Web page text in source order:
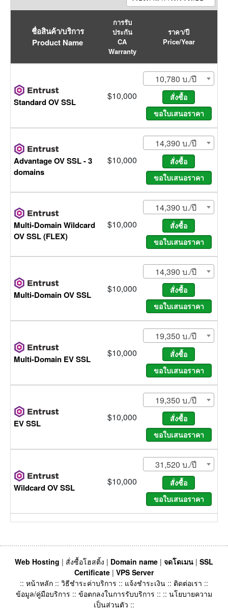
ชื่อสินค้า/บริการ
Product Name
การรับ
ประกัน
CA
Warranty
ราคา/ปี
Price/Year
Standard OV SSL
$10,000
10,780 บ./ปี
Advantage OV SSL - 3
domains
$10,000
14,390 บ./ปี
Multi-Domain Wildcard
OV SSL (FLEX)
$10,000
14,390 บ./ปี
Multi-Domain OV SSL
$10,000
14,390 บ./ปี
Multi-Domain EV SSL
$10,000
19,350 บ./ปี
EV SSL
$10,000
19,350 บ./ปี
Wildcard OV SSL
$10,000
31,520 บ./ปี
Web Hosting | สั่งซื้อโฮสติ้ง | Domain name | จดโดเมน | SSL
Certificate | VPS Server
:: หน้าหลัก :: วิธีชำระค่าบริการ :: แจ้งชำระเงิน :: ติดต่อเรา ::
ข้อมูล/คู่มือบริการ :: ข้อตกลงในการรับบริการ :: :: นโยบายความ
เป็นส่วนตัว ::